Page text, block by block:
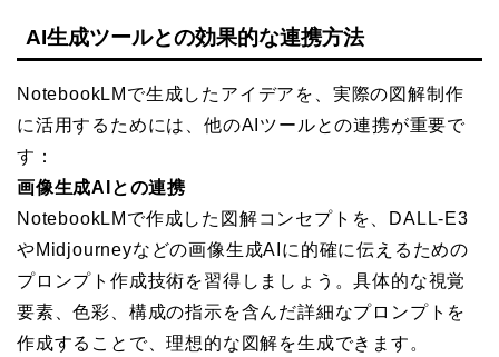
AI生成ツールとの効果的な連携方法
NotebookLMで生成したアイデアを、実際の図解制作
に活用するためには、他のAIツールとの連携が重要で
す：
画像生成AIとの連携
NotebookLMで作成した図解コンセプトを、DALL-E3
やMidjourneyなどの画像生成AIに的確に伝えるための
プロンプト作成技術を習得しましょう。具体的な視覚
要素、色彩、構成の指示を含んだ詳細なプロンプトを
作成することで、理想的な図解を生成できます。